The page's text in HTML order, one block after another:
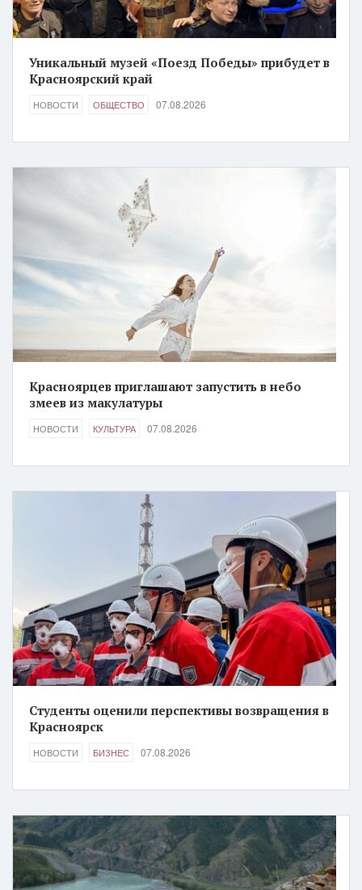
Уникальный музей «Поезд Победы» прибудет в
Красноярский край
НОВОСТИ ОБЩЕСТВО 07.08.2026
Красноярцев приглашают запустить в небо
змеев из макулатуры
НОВОСТИ КУЛЬТУРА 07.08.2026
Студенты оценили перспективы возвращения в
Красноярск
НОВОСТИ БИЗНЕС 07.08.2026